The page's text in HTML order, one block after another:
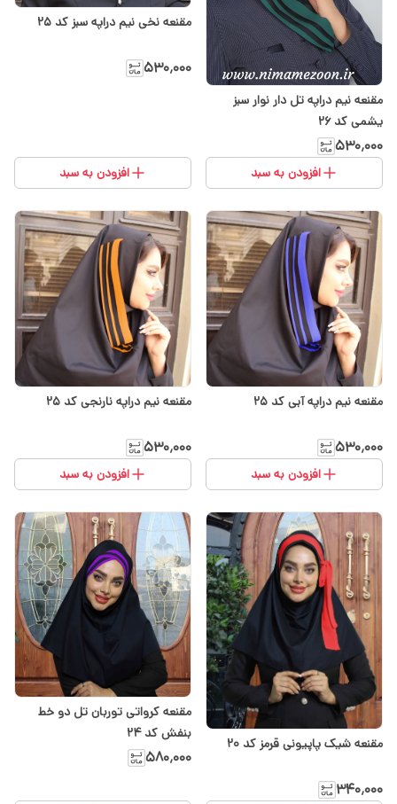
مقنعه نیم دراپه تل دار نوار سبز
یشمی کد 26
۵۳۰٬۰۰۰
افزودن به سبد
مقنعه نخی نیم دراپه سبز کد 25
۵۳۰٬۰۰۰
افزودن به سبد
مقنعه نیم دراپه آبی کد 25
۵۳۰٬۰۰۰
افزودن به سبد
مقنعه نیم دراپه نارنجی کد 25
۵۳۰٬۰۰۰
افزودن به سبد
مقنعه شیک پاپیونی قرمز کد ۲۰
۳۴۰٬۰۰۰
مقنعه کرواتی توربان تل دو خط
بنفش کد ۲۴
۵۸۰٬۰۰۰